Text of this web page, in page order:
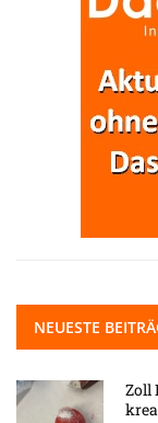
NEUESTE
Zoll